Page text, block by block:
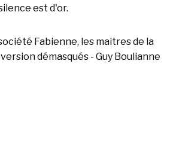
est d'or.
Fabienne, les maitres de la
démasqués - Guy Boulianne